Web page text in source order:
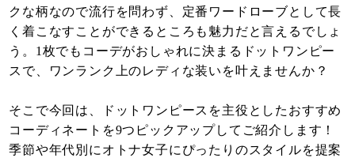
クな柄なので流行を問わず、定番ワードローブとして長
く着こなすことができるところも魅力だと言えるでしょ
う。1枚でもコーデがおしゃれに決まるドットワンピー
スで、ワンランク上のレディな装いを叶えませんか？
そこで今回は、ドットワンピースを主役としたおすすめ
コーディネートを9つピックアップしてご紹介します！
季節や年代別にオトナ女子にぴったりのスタイルを提案